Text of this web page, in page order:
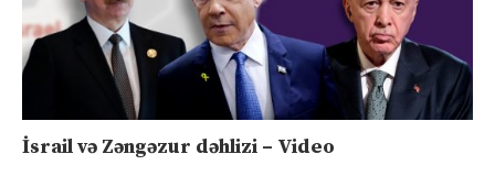
İsrail və Zəngəzur dəhlizi – Video